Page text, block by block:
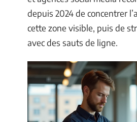
depuis 2024 de concentrer
cette zone visible, puis de
avec des sauts de ligne.